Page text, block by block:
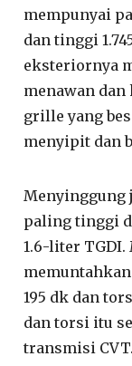
mempunyai
dan tinggi
eksteriornya
menawan
grille yang
menyipit dan
Menyinggung
paling tinggi
1.6-liter
memuntahkan
195 dk dan
dan torsi itu
transmisi CVT.